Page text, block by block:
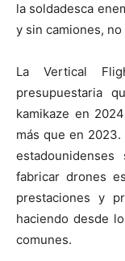
la soldadesca
y sin camiones,
La Vertical
presupuestaria
kamikaze en
más que en
fabricar drones
prestaciones y
haciendo desde
comunes.